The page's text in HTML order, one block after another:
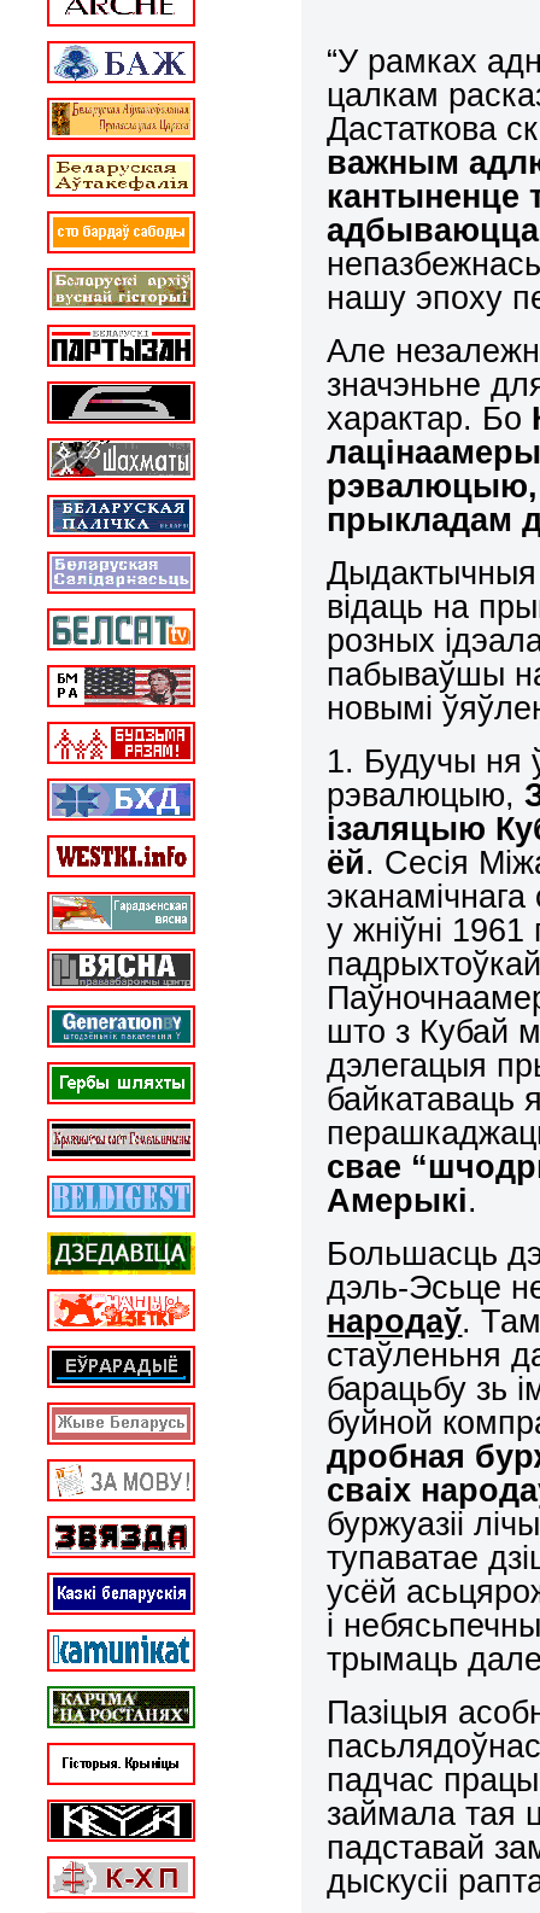
“У рамках
цалкам
Дастаткова
важным
кантыненце
адбываюцца
нашу эпоху
Але
значэньне
характар. Бо
рэвалюцыю,
прыкладам
Дыдактычныя
відаць на
розных
пабываўшы
новымі
1. Будучы ня
рэвалюцыю,
ізаляцыю
ёй. Сесія
у жніўні 1961
што з Кубай
дэлегацыя
байкатаваць
свае
Амерыкі.
Большасць
дэль-Эсьце
народаў.
стаўленьня
барацьбу зь
буйной
дробная
сваіх
буржуазіі
тупаватае
усёй
і
трымаць
Пазіцыя
падчас
займала тая
падставай
дыскусіі